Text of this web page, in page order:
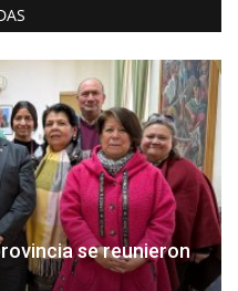
se reunieron